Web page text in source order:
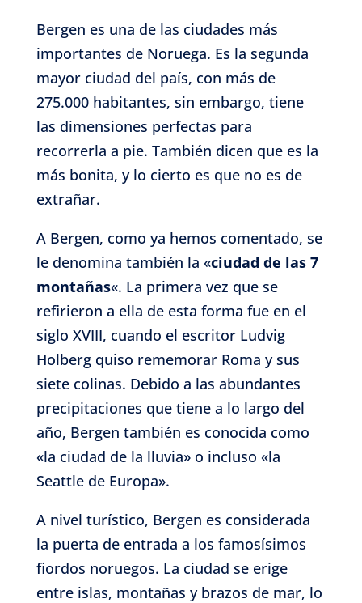
Bergen es una de las ciudades más
importantes de Noruega. Es la segunda
mayor ciudad del país, con más de
275.000 habitantes, sin embargo, tiene
las dimensiones perfectas para
recorrerla a pie. También dicen que es la
más bonita, y lo cierto es que no es de
extrañar.
A Bergen, como ya hemos comentado, se
le denomina también la «ciudad de las 7
montañas«. La primera vez que se
refirieron a ella de esta forma fue en el
siglo XVIII, cuando el escritor Ludvig
Holberg quiso rememorar Roma y sus
siete colinas. Debido a las abundantes
precipitaciones que tiene a lo largo del
año, Bergen también es conocida como
«la ciudad de la lluvia» o incluso «la
Seattle de Europa».
A nivel turístico, Bergen es considerada
la puerta de entrada a los famosísimos
fiordos noruegos. La ciudad se erige
entre islas, montañas y brazos de mar, lo